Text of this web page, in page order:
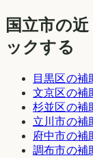
国立市の
ックする
目黒区の補
文京区の補
杉並区の補
立川市の補
府中市の補
調布市の補